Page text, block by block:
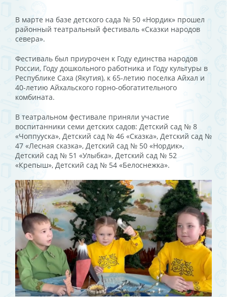
В марте на базе детского сада № 50 «Нордик» прошел
районный театральный фестиваль «Сказки народов
севера».
Фестиваль был приурочен к Году единства народов
России, Году дошкольного работника и Году культуры в
Республике Саха (Якутия), к 65-летию поселка Айхал и
40-летию Айхальского горно-обогатительного
комбината.
В театральном фестивале приняли участие
воспитанники семи детских садов: Детский сад № 8
«Чоппууска», Детский сад № 46 «Сказка», Детский сад №
47 «Лесная сказка», Детский сад № 50 «Нордик»,
Детский сад № 51 «Улыбка», Детский сад № 52
«Крепыш», Детский сад № 54 «Белоснежка».